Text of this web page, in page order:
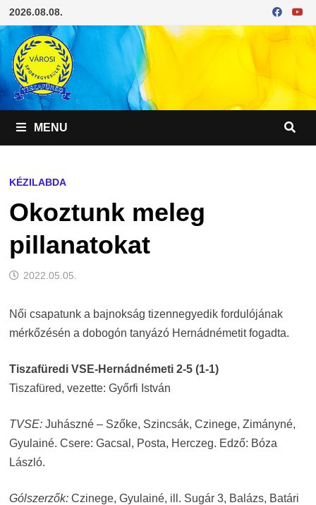
Skip
to
content
2026.08.08.
MENU
KÉZILABDA
Okoztunk meleg
pillanatokat
2022.05.05.
Női csapatunk a bajnokság tizennegyedik fordulójának
mérkőzésén a dobogón tanyázó Hernádnémetit fogadta.
Tiszafüredi VSE-Hernádnémeti 2-5 (1-1)
Tiszafüred, vezette: Győrfi István
TVSE:Juhászné – Szőke, Szincsák, Czinege, Zimányné,
Gyulainé. Csere: Gacsal, Posta, Herczeg. Edző: Bóza
László.
Gólszerzők: Czinege, Gyulainé, ill. Sugár 3, Balázs, Batári